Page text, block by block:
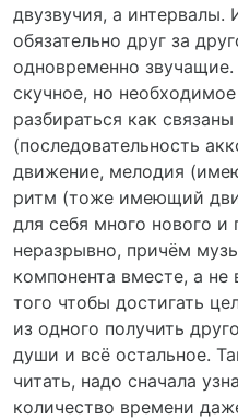
двузвучия, а интервалы.
обязательно друг за
одновременно
скучное, но
разбираться как
(последовательность
движение, мелодия
ритм (тоже имеющий
для себя много нового и
неразрывно, причём
компонента вместе, а не
того чтобы достигать
из одного получить
души и всё остальное.
читать, надо сначала
количество времени